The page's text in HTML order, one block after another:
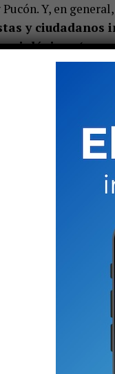
Y, en
y ciudadanos
incluso,
pueden ser muy
no son las
igual de válidas
sociales,
estos
que
cada cierto
y los diseños
más
ayuda a este